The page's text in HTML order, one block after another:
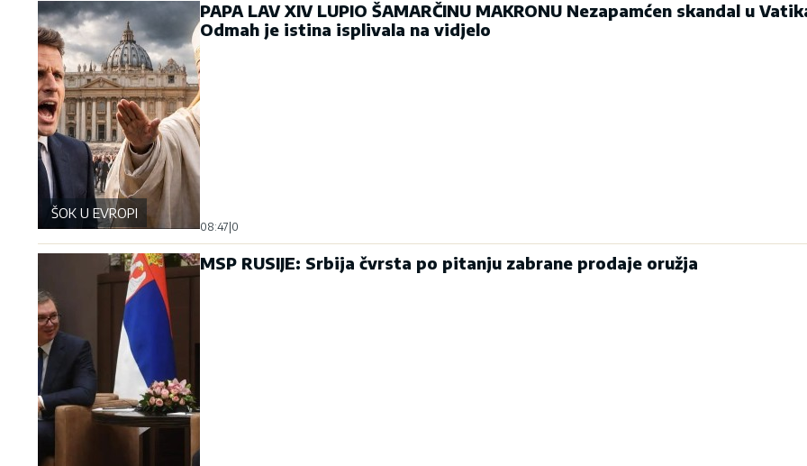
ŠOK U EVROPI
PAPA LAV XIV LUPIO ŠAMARČINU MAKRONU Nezapamćen skandal u
Odmah je istina isplivala na vidjelo
08:47 0
MSP RUSIJE: Srbija čvrsta po pitanju zabrane prodaje oružja